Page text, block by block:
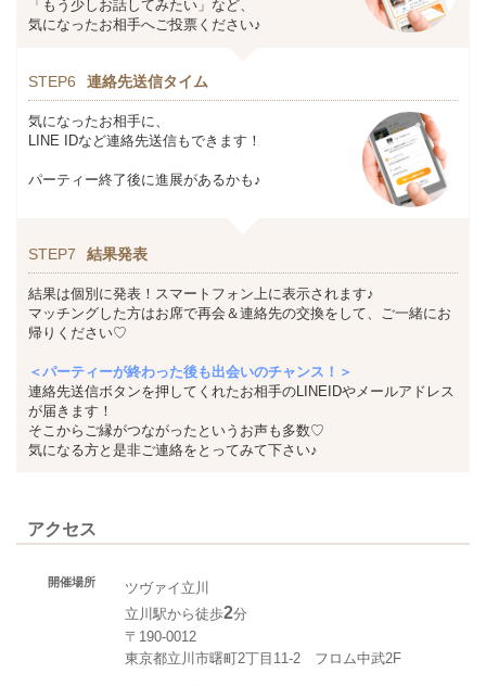
「もう少しお話してみたい」など、
気になったお相手へご投票ください♪
STEP6 連絡先送信タイム
気になったお相手に、
LINE IDなど連絡先送信もできます！
パーティー終了後に進展があるかも♪
STEP7 結果発表
結果は個別に発表！スマートフォン上に表示されます♪
マッチングした方はお席で再会＆連絡先の交換をして、ご一緒にお
帰りください♡
＜パーティーが終わった後も出会いのチャンス！＞
連絡先送信ボタンを押してくれたお相手のLINEIDやメールアドレス
が届きます！
そこからご縁がつながったというお声も多数♡
気になる方と是非ご連絡をとってみて下さい♪
アクセス
開催場所
ツヴァイ立川
立川駅から徒歩2分
〒190-0012
東京都立川市曙町2丁目11-2 フロム中武2F